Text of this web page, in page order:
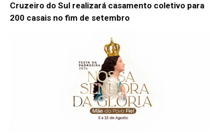
Cruzeiro do Sul realizará casamento coletivo para
200 casais no fim de setembro